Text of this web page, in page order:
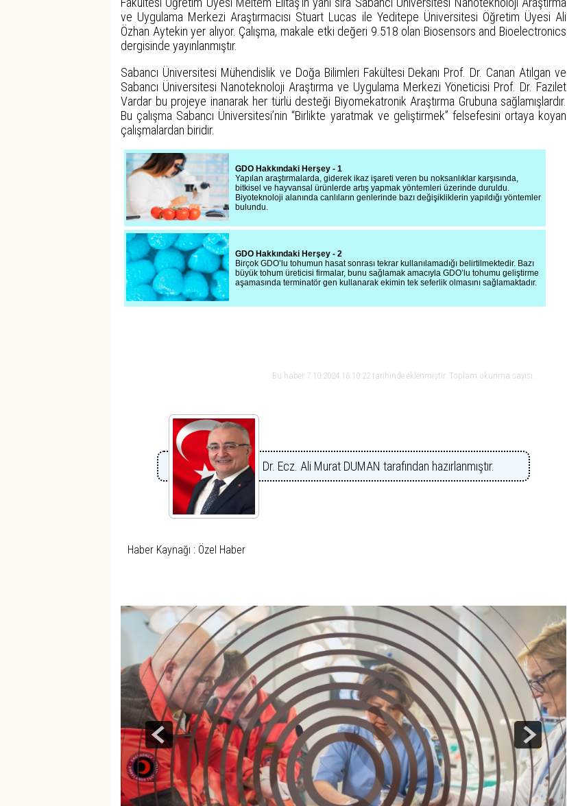
ve Uygulama Merkezi Araştırmacısı Stuart Lucas ile Yeditepe Üniversitesi Öğretim Üyesi Ali
Özhan Aytekin yer alıyor. Çalışma, makale etki değeri 9.518 olan Biosensors and Bioelectronics
dergisinde yayınlanmıştır.
Sabancı Üniversitesi Mühendislik ve Doğa Bilimleri Fakültesi Dekanı Prof. Dr. Canan Atılgan ve
Sabancı Üniversitesi Nanoteknoloji Araştırma ve Uygulama Merkezi Yöneticisi Prof. Dr. Fazilet
Vardar bu projeye inanarak her türlü desteği Biyomekatronik Araştırma Grubuna sağlamışlardır.
Bu çalışma Sabancı Üniversitesi’nin “Birlikte yaratmak ve geliştirmek” felsefesini ortaya koyan
çalışmalardan biridir.
GDO Hakkındaki Herşey - 1
Yapılan araştırmalarda, giderek ikaz işareti veren bu noksanlıklar karşısında,
bitkisel ve hayvansal ürünlerde artış yapmak yöntemleri üzerinde duruldu.
Biyoteknoloji alanında canlıların genlerinde bazı değişikliklerin yapıldığı yöntemler
bulundu.
GDO Hakkındaki Herşey - 2
Birçok GDO’lu tohumun hasat sonrası tekrar kullanılamadığı belirtilmektedir. Bazı
büyük tohum üreticisi firmalar, bunu sağlamak amacıyla GDO’lu tohumu geliştirme
aşamasında terminatör gen kullanarak ekimin tek seferlik olmasını sağlamaktadır.
Bu haber 7.10.2024 16:10:22 tarihinde eklenmiştir. Toplam okunma sayısı :
Dr. Ecz. Ali Murat DUMAN tarafından hazırlanmıştır.
Haber Kaynağı : Özel Haber